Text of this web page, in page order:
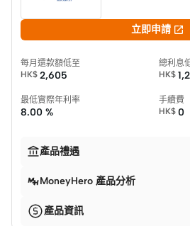
立即申請 
每月還款額低至
HK$ 2,605
總利息
HK$
最低實際年利率
8.00 %
手續費
HK$ 0
產品禮遇
MoneyHero 產品分析
產品資訊